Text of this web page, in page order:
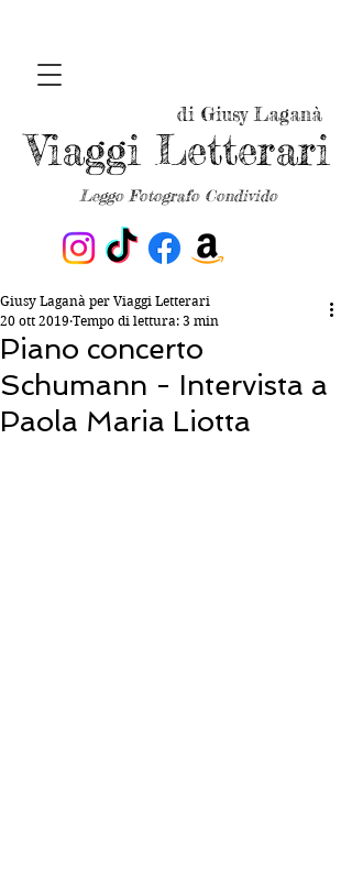
Leggo Fotografo Condivido
Viaggi Letterari
di Giusy Laganà
Piano concerto
Schumann - Intervista a
Paola Maria Liotta
Giusy Laganà per Viaggi Letterari
20 ott 2019 Tempo di lettura: 3 min